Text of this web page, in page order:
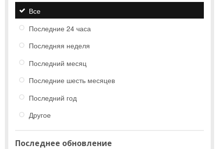
Все
Последние 24 часа
Последняя неделя
Последний месяц
Последние шесть месяцев
Последний год
Другое
Последнее обновление